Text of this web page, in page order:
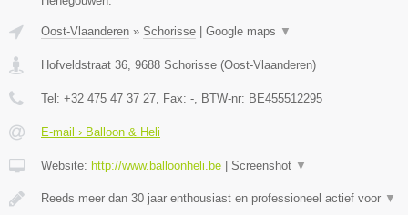
Oost-Vlaanderen » Schorisse Google maps ▼
Hofveldstraat 36, 9688 Schorisse (Oost-Vlaanderen)
Tel: +32 475 47 37 27, Fax: -, BTW-nr: BE455512295
E-mail › Balloon & Heli
Website: http://www.balloonheli.be Screenshot ▼
Reeds meer dan 30 jaar enthousiast en professioneel actief voor ▼